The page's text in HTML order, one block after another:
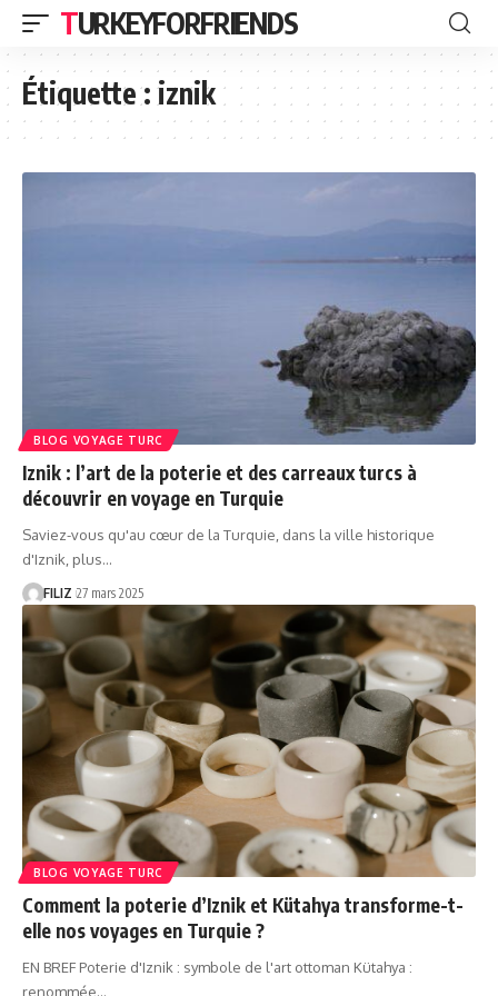
TURKEYFORFRIENDS
Étiquette :iznik
BLOG VOYAGE TURC
Iznik : l’art de la poterie et des carreaux turcs à
découvrir en voyage en Turquie
Saviez-vous qu'au cœur de la Turquie, dans la ville historique
d'Iznik, plus…
FILIZ 27 mars 2025
BLOG VOYAGE TURC
Comment la poterie d’Iznik et Kütahya transforme-t-
elle nos voyages en Turquie ?
EN BREF Poterie d'Iznik : symbole de l'art ottoman Kütahya :
renommée…